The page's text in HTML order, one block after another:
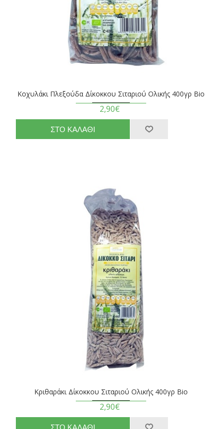
Κοχυλάκι Πλεξούδα Δίκοκκου Σιταριού Ολικής 400γρ Βio
2,90€
Κριθαράκι Δίκοκκου Σιταριού Ολικής 400γρ Βio
2,90€